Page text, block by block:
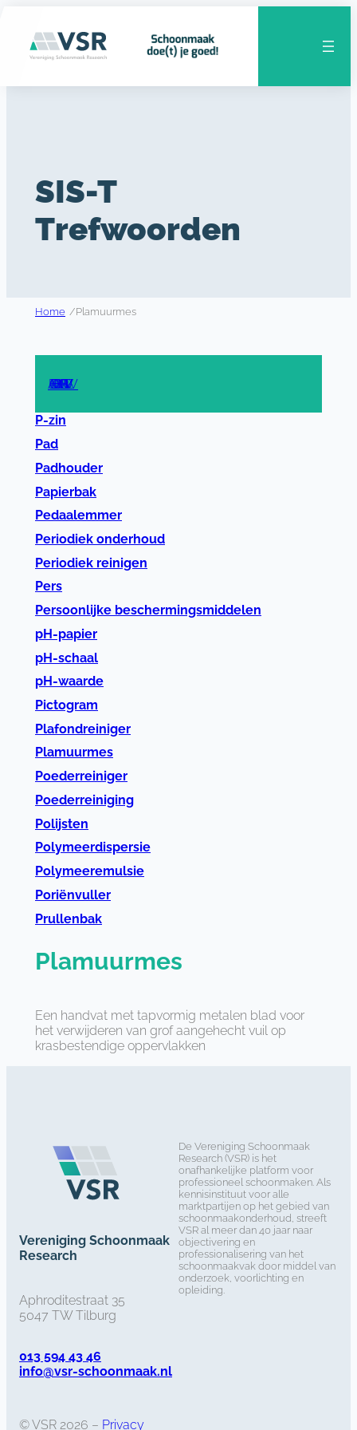
inhoud
SIS-T
Trefwoorden
Home /Plamuurmes
A
B
C
D
E
F
G
H
IJ
K
L
M
N
O
P
R
S
T
U
V
W
Z
P-zin
Pad
Padhouder
Papierbak
Pedaalemmer
Periodiek onderhoud
Periodiek reinigen
Pers
Persoonlijke beschermingsmiddelen
pH-papier
pH-schaal
pH-waarde
Pictogram
Plafondreiniger
Plamuurmes
Poederreiniger
Poederreiniging
Polijsten
Polymeerdispersie
Polymeeremulsie
Poriënvuller
Prullenbak
Plamuurmes
Een handvat met tapvormig metalen blad voor
het verwijderen van grof aangehecht vuil op
krasbestendige oppervlakken
Vereniging Schoonmaak
Research
Aphroditestraat 35
5047 TW Tilburg
013 594 43 46
info@vsr-schoonmaak.nl
De Vereniging Schoonmaak
Research (VSR) is het
onafhankelijke platform voor
professioneel schoonmaken. Als
kennisinstituut voor alle
marktpartijen op het gebied van
schoonmaakonderhoud, streeft
VSR al meer dan 40 jaar naar
objectivering en
professionalisering van het
schoonmaakvak door middel van
onderzoek, voorlichting en
opleiding.
© VSR 2026 – Privacy